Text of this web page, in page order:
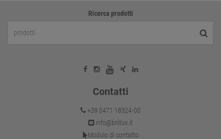
Ricerca prodotti
Contatti
+39 0471 18324-00
info@brillux.it
Modulo di contatto